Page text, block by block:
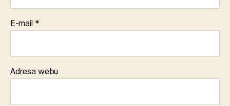
E-mail *
Adresa webu